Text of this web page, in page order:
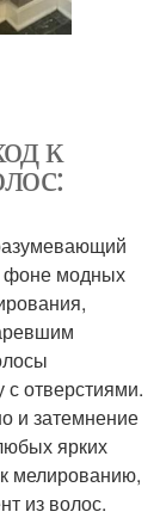
к
фоне модных
отверстиями.
и затемнение
ярких
мелированию,
из волос.